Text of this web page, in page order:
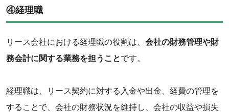
④経理職
リース会社における経理職の役割は、 会社の財務管理や財
務会計に関する業務を担うことです。
経理職は、リース契約に対する入金や出金、経費の管理を
することで、会社の財務状況を維持し、会社の収益や損失